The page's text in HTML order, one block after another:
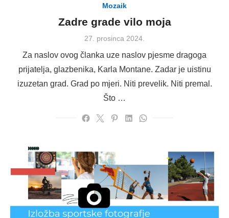
Mozaik
Zadre grade vilo moja
Posted
27. prosinca 2024.
Za naslov ovog članka uze naslov pjesme dragoga
prijatelja, glazbenika, Karla Montane. Zadar je uistinu
izuzetan grad. Grad po mjeri. Niti prevelik. Niti premal.
Što …